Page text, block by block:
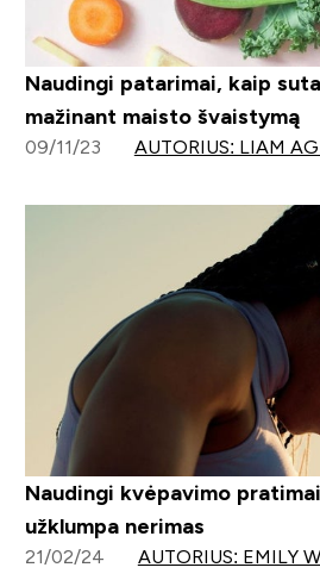
Naudingi patarimai, kaip
mažinant maisto švaistymą
09/11/23 AUTORIUS: LIAM
Naudingi kvėpavimo
užklumpa nerimas
21/02/24 AUTORIUS: EMILY